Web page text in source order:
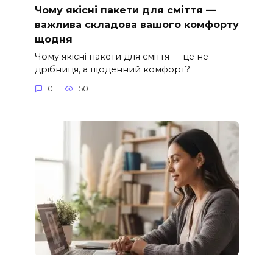
Чому якісні пакети для сміття —
важлива складова вашого комфорту
щодня
Чому якісні пакети для сміття — це не
дрібниця, а щоденний комфорт?
0 50